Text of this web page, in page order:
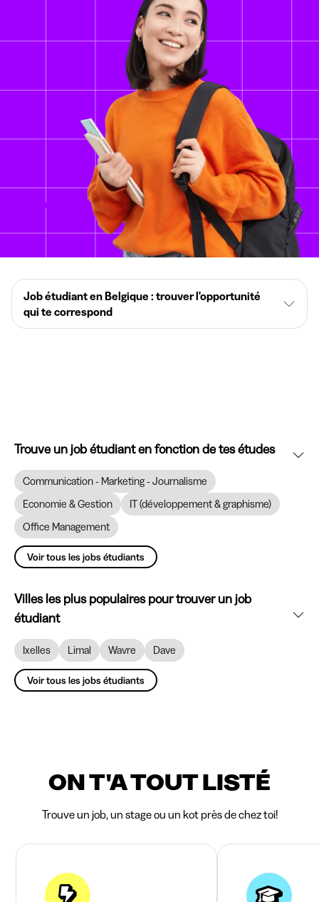
Job étudiant en Belgique : trouver l'opportunité
qui te correspond
Trouve un job étudiant en fonction de tes études
Communication - Marketing - Journalisme
Economie & Gestion
IT (développement & graphisme)
Office Management
Voir tous les jobs étudiants
Villes les plus populaires pour trouver un job
étudiant
Ixelles Limal Wavre Dave
Voir tous les jobs étudiants
ON T'A TOUT LISTÉ
Trouve un job, un stage ou un kot près de chez toi!